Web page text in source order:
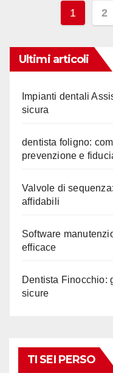
articoli
1 2
Ultimi articoli
Impianti dentali
sicura
dentista foligno:
prevenzione e
Valvole di
affidabili
Software
efficace
Dentista Finocchio:
sicure
TI SEI PERSO